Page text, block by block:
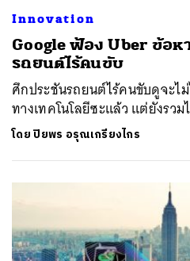
Innovation
Google ฟ้อง Uber ข้อห
รถยนต์ไร้คนขับ
ศึกประชันรถยนต์ไร้คนขับดูจะไ
ทางเทคโนโลยีซะแล้ว แต่ยังรวม
โดยปิยพร อรุณเกรียงไกร